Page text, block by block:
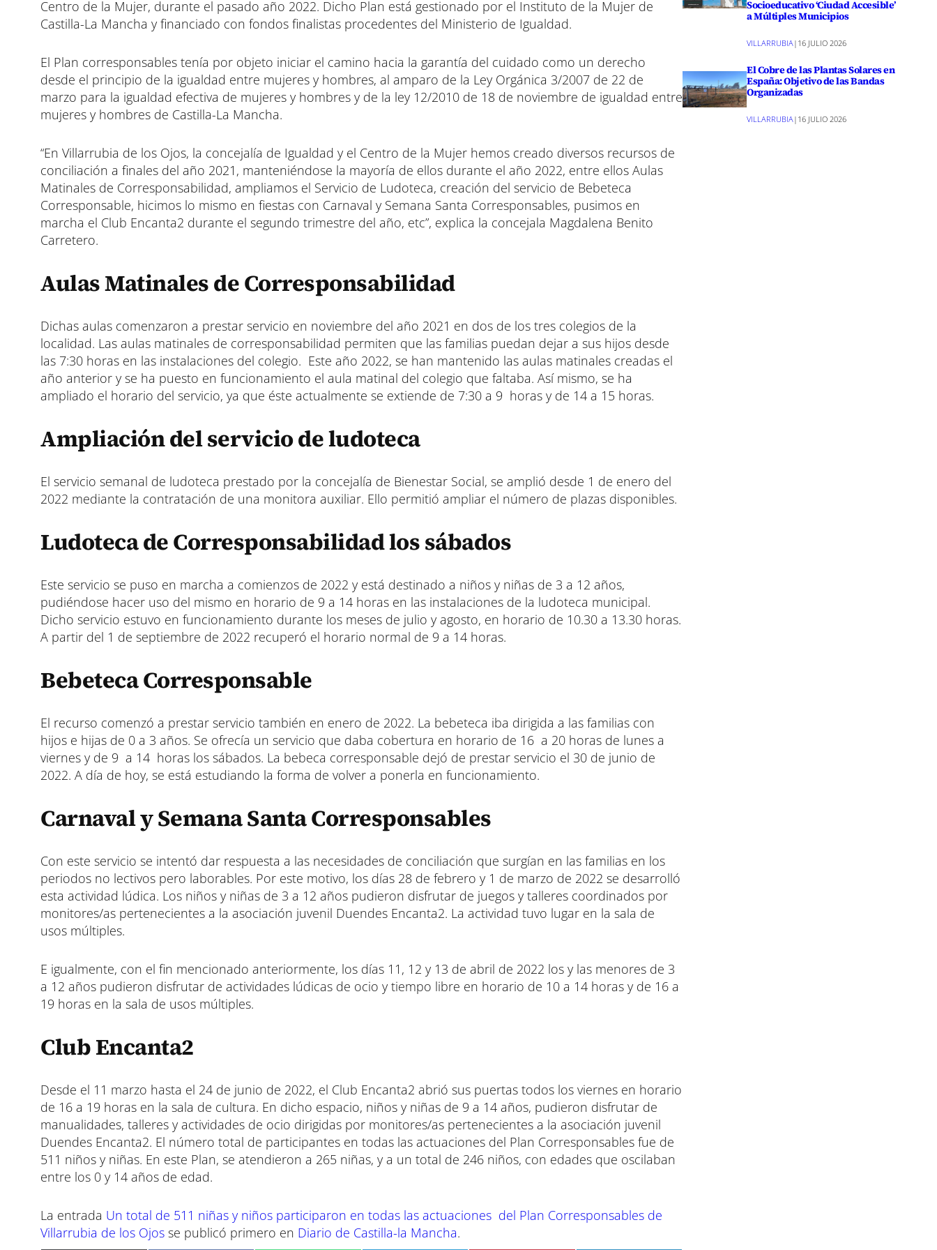
i
r
i
r
i
r
i
r
i
r
i
Centro de la Mujer, durante el pasado año 2022. Dicho Plan está gestionado por el Instituto de la Mujer de
Castilla-La Mancha y financiado con fondos finalistas procedentes del Ministerio de Igualdad.
El Plan corresponsables tenía por objeto iniciar el camino hacia la garantía del cuidado como un derecho
desde el principio de la igualdad entre mujeres y hombres, al amparo de la Ley Orgánica 3/2007 de 22 de
marzo para la igualdad efectiva de mujeres y hombres y de la ley 12/2010 de 18 de noviembre de igualdad entre
mujeres y hombres de Castilla-La Mancha.
“En Villarrubia de los Ojos, la concejalía de Igualdad y el Centro de la Mujer hemos creado diversos recursos de
conciliación a finales del año 2021, manteniéndose la mayoría de ellos durante el año 2022, entre ellos Aulas
Matinales de Corresponsabilidad, ampliamos el Servicio de Ludoteca, creación del servicio de Bebeteca
Corresponsable, hicimos lo mismo en fiestas con Carnaval y Semana Santa Corresponsables, pusimos en
marcha el Club Encanta2 durante el segundo trimestre del año, etc”, explica la concejala Magdalena Benito
Carretero.
Aulas Matinales de Corresponsabilidad
Dichas aulas comenzaron a prestar servicio en noviembre del año 2021 en dos de los tres colegios de la
localidad. Las aulas matinales de corresponsabilidad permiten que las familias puedan dejar a sus hijos desde
las 7:30 horas en las instalaciones del colegio. Este año 2022, se han mantenido las aulas matinales creadas el
año anterior y se ha puesto en funcionamiento el aula matinal del colegio que faltaba. Así mismo, se ha
ampliado el horario del servicio, ya que éste actualmente se extiende de 7:30 a 9 horas y de 14 a 15 horas.
Ampliación del servicio de ludoteca
El servicio semanal de ludoteca prestado por la concejalía de Bienestar Social, se amplió desde 1 de enero del
2022 mediante la contratación de una monitora auxiliar. Ello permitió ampliar el número de plazas disponibles.
Ludoteca de Corresponsabilidad los sábados
Este servicio se puso en marcha a comienzos de 2022 y está destinado a niños y niñas de 3 a 12 años,
pudiéndose hacer uso del mismo en horario de 9 a 14 horas en las instalaciones de la ludoteca municipal.
Dicho servicio estuvo en funcionamiento durante los meses de julio y agosto, en horario de 10.30 a 13.30 horas.
A partir del 1 de septiembre de 2022 recuperó el horario normal de 9 a 14 horas.
Bebeteca Corresponsable
El recurso comenzó a prestar servicio también en enero de 2022. La bebeteca iba dirigida a las familias con
hijos e hijas de 0 a 3 años. Se ofrecía un servicio que daba cobertura en horario de 16 a 20 horas de lunes a
viernes y de 9 a 14 horas los sábados. La bebeca corresponsable dejó de prestar servicio el 30 de junio de
2022. A día de hoy, se está estudiando la forma de volver a ponerla en funcionamiento.
Carnaval y Semana Santa Corresponsables
Con este servicio se intentó dar respuesta a las necesidades de conciliación que surgían en las familias en los
periodos no lectivos pero laborables. Por este motivo, los días 28 de febrero y 1 de marzo de 2022 se desarrolló
esta actividad lúdica. Los niños y niñas de 3 a 12 años pudieron disfrutar de juegos y talleres coordinados por
monitores/as pertenecientes a la asociación juvenil Duendes Encanta2. La actividad tuvo lugar en la sala de
usos múltiples.
E igualmente, con el fin mencionado anteriormente, los días 11, 12 y 13 de abril de 2022 los y las menores de 3
a 12 años pudieron disfrutar de actividades lúdicas de ocio y tiempo libre en horario de 10 a 14 horas y de 16 a
19 horas en la sala de usos múltiples.
Club Encanta2
Desde el 11 marzo hasta el 24 de junio de 2022, el Club Encanta2 abrió sus puertas todos los viernes en horario
de 16 a 19 horas en la sala de cultura. En dicho espacio, niños y niñas de 9 a 14 años, pudieron disfrutar de
manualidades, talleres y actividades de ocio dirigidas por monitores/as pertenecientes a la asociación juvenil
Duendes Encanta2. El número total de participantes en todas las actuaciones del Plan Corresponsables fue de
511 niños y niñas. En este Plan, se atendieron a 265 niñas, y a un total de 246 niños, con edades que oscilaban
entre los 0 y 14 años de edad.
La entrada Un total de 511 niñas y niños participaron en todas las actuaciones del Plan Corresponsables de
Villarrubia de los Ojos se publicó primero en Diario de Castilla-la Mancha.
Socioeducativo ‘Ciudad Accesible’
a Múltiples Municipios
VILLARRUBIA| 16 JULIO 2026
El Cobre de las Plantas Solares en
España: Objetivo de las Bandas
Organizadas
VILLARRUBIA | 16 JULIO 2026